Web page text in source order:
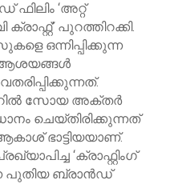
ഫിലിം ‘അറ്റ്
പുറത്തിറക്കി.
ഒന്നിപ്പിക്കുന്ന
ആശയങ്ങൾ
സോയ അക്തർ
ചെയ്തിരിക്കുന്നത്
ഭാട്ടിയയാണ്.
‘ക്രാഫ്റ്റിംഗ്
പുതിയ ബ്രാൻഡ്